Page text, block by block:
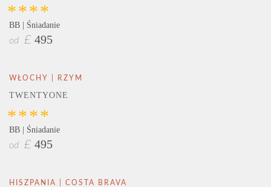
****
BB | Śniadanie
od £ 495
WŁOCHY | RZYM
TWENTYONE
****
BB | Śniadanie
od £ 495
HISZPANIA | COSTA BRAVA